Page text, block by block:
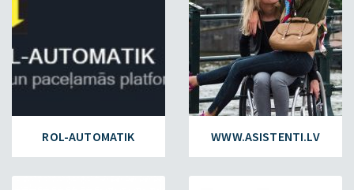
ROL-AUTOMATIK WWW.ASISTENTI.LV